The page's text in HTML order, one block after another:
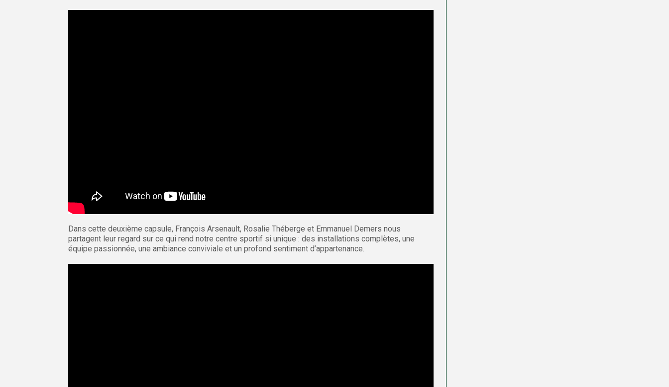
Dans cette deuxième capsule, François Arsenault, Rosalie Théberge et Emmanuel Demers nous
partagent leur regard sur ce qui rend notre centre sportif si unique : des installations complètes, une
équipe passionnée, une ambiance conviviale et un profond sentiment d’appartenance.